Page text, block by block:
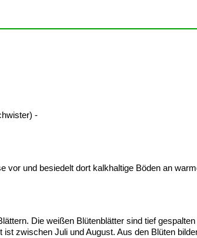
-
vor und besiedelt dort kalkhaltige Böden an
Die weißen Blütenblätter sind tief gespalten
zwischen Juli und August. Aus den Blüten